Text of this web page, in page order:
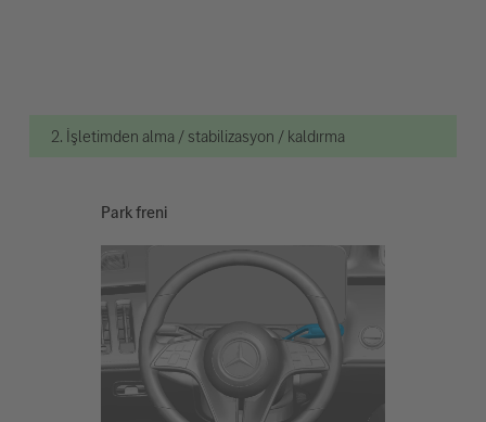
2. İşletimden alma / stabilizasyon / kaldırma
Park freni